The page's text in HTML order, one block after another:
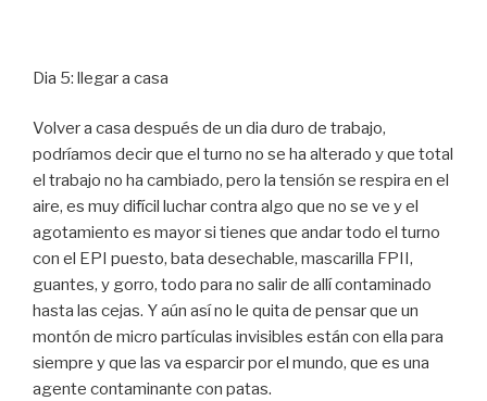
Dia 5: llegar a casa
Volver a casa después de un dia duro de trabajo,
podríamos decir que el turno no se ha alterado y que total
el trabajo no ha cambiado, pero la tensión se respira en el
aire, es muy difícil luchar contra algo que no se ve y el
agotamiento es mayor si tienes que andar todo el turno
con el EPI puesto, bata desechable, mascarilla FPII,
guantes, y gorro, todo para no salir de allí contaminado
hasta las cejas. Y aún así no le quita de pensar que un
montón de micro partículas invisibles están con ella para
siempre y que las va esparcir por el mundo, que es una
agente contaminante con patas.